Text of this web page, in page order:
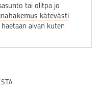
tai olitpa jo
kätevästi
aivan kuten